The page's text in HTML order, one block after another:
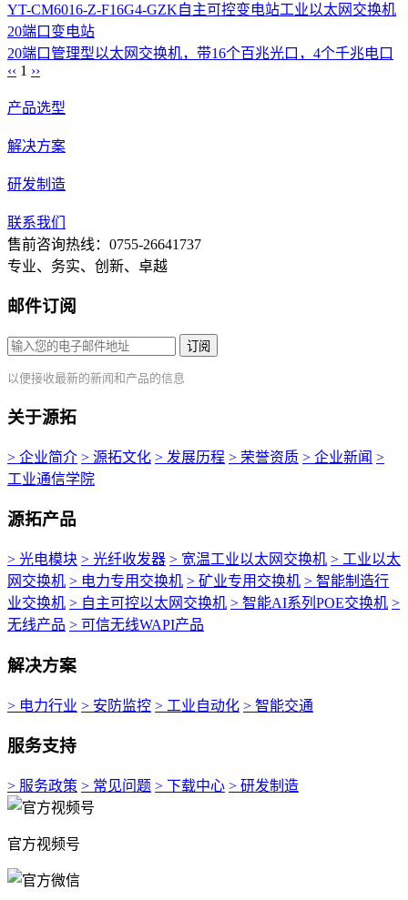
YT-CM6016-Z-F16G4-GZK自主可控变电站工业以太网交换机
20端口 变电站
20端口管理型以太网交换机，带16个百兆光口，4个千兆电口
‹‹ 1 ››
产品选型
解决方案
研发制造
联系我们
售前咨询热线：0755-26641737
专业、务实、创新、卓越
邮件订阅
订阅
以便接收最新的新闻和产品的信息
关于源拓
> 企业简介 > 源拓文化 > 发展历程 > 荣誉资质 > 企业新闻 >
工业通信学院
源拓产品
> 光电模块 > 光纤收发器 > 宽温工业以太网交换机 > 工业以太
网交换机 > 电力专用交换机 > 矿业专用交换机 > 智能制造行
业交换机 > 自主可控以太网交换机 > 智能AI系列POE交换机 >
无线产品 > 可信无线WAPI产品
解决方案
> 电力行业 > 安防监控 > 工业自动化 > 智能交通
服务支持
> 服务政策 > 常见问题 > 下载中心 > 研发制造
官方视频号